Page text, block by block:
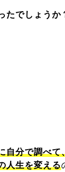
たでしょうか
自分で調べ
人生を変える